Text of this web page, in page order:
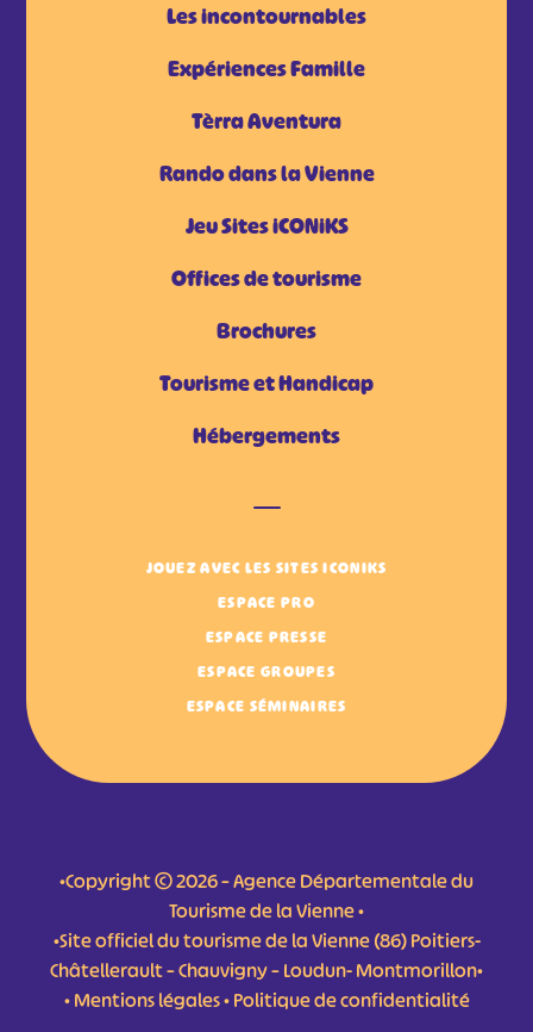
Les incontournables
Expériences Famille
Tèrra Aventura
Rando dans la Vienne
Jeu Sites iCONiKS
Offices de tourisme
Brochures
Tourisme et Handicap
Hébergements
JOUEZ AVEC LES SITES ICONIKS
ESPACE PRO
ESPACE PRESSE
ESPACE GROUPES
ESPACE SÉMINAIRES
•Copyright © 2026 – Agence Départementale du
Tourisme de la Vienne •
•Site officiel du tourisme de la Vienne (86) Poitiers-
Châtellerault – Chauvigny – Loudun- Montmorillon•
•Mentions légales•Politique de confidentialité